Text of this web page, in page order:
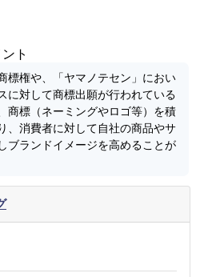
ト
標権や、「ヤマノテセン」におい
に対して商標出願が行われている
商標（ネーミングやロゴ等）を積
、消費者に対して自社の商品やサ
ブランドイメージを高めることが